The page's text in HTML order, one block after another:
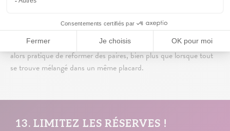
Autre astuce qui, cette fois, concerne vos boîtes en plastique plus
ou moins hermétiques : séparez les contenants des couvercles en
rangeant les premiers, bien empilés, dans un tiroir assez profond,
et les seconds juste au-dessus, dans un tiroir plus plat. Il sera
alors pratique de reformer des paires, bien plus que lorsque tout
se trouve mélangé dans un même placard.
13. LIMITEZ LES RÉSERVES !